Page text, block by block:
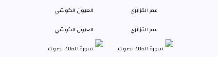
عمر القزابري العيون الكوشي